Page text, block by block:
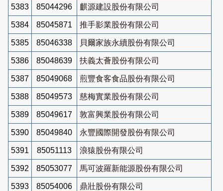
5383 85044296 麒源建設股份有限公司
5384 85045871 推手影業股份有限公司
5385 85046338 貝爾家族永續股份有限公司
5386 85048639 扶義太薈股份有限公司
5387 85049068 煎豐食客食品股份有限公司
5388 85049573 慈梅實業股份有限公司
5389 85049617 敦富興業股份有限公司
5390 85049840 永豐國際開發股份有限公司
5391 85051113 浪猿股份有限公司
5392 85053077 馬可波羅新能源股份有限公司
5393 85054006 鼎壯股份有限公司